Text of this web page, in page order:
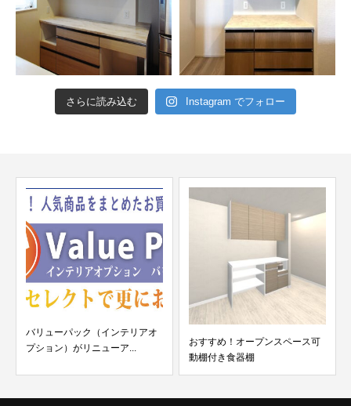
さらに読み込む Instagram でフォロー
バリューパック（インテリアオ
プション）がリニューア...
おすすめ！オープンスペース可
動棚付き食器棚